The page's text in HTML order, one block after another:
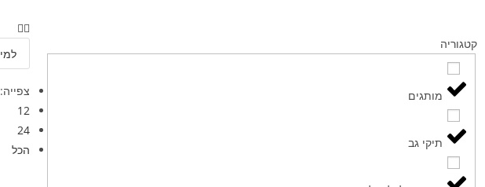
קטגוריה
מותגים
תיקי גב
צפייה:
12
24
הכל